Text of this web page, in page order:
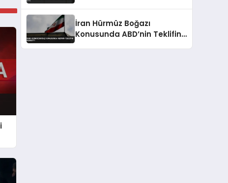
İran Hürmüz Boğazı
Konusunda ABD’nin Teklifini